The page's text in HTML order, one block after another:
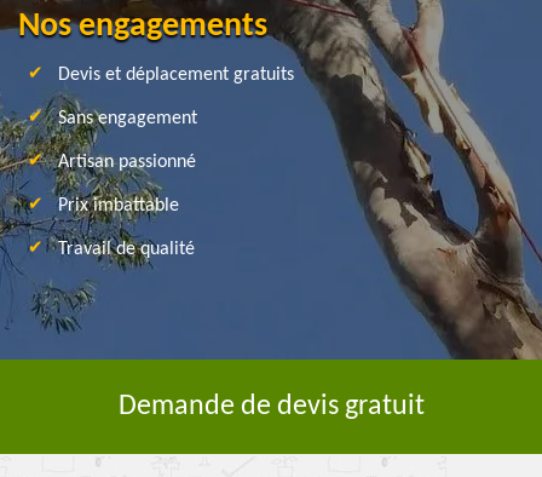
Nos engagements
Devis et déplacement gratuits
Sans engagement
Artisan passionné
Prix imbattable
Travail de qualité
Demande de devis gratuit